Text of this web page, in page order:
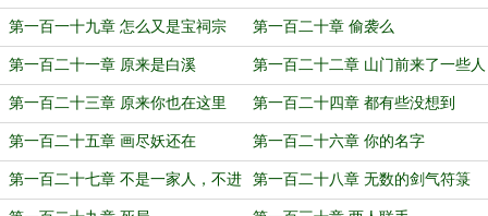
第一百一十九章 怎么又是宝祠宗 第一百二十章 偷袭么
第一百二十一章 原来是白溪 第一百二十二章 山门前来了一些人
第一百二十三章 原来你也在这里 第一百二十四章 都有些没想到
第一百二十五章 画尽妖还在 第一百二十六章 你的名字
第一百二十七章 不是一家人，不进 第一百二十八章 无数的剑气符箓